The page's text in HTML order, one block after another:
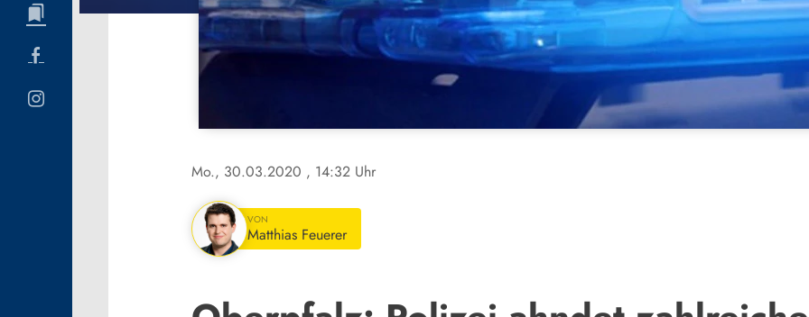
Mo., 30.03.2020 , 14:32 Uhr
VON
Matthias Feuerer